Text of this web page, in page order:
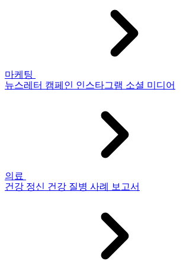
마케팅
뉴스레터 캠페인 인스타그램 소셜 미디어
의료
건강 정신 건강 질병 사례 보고서